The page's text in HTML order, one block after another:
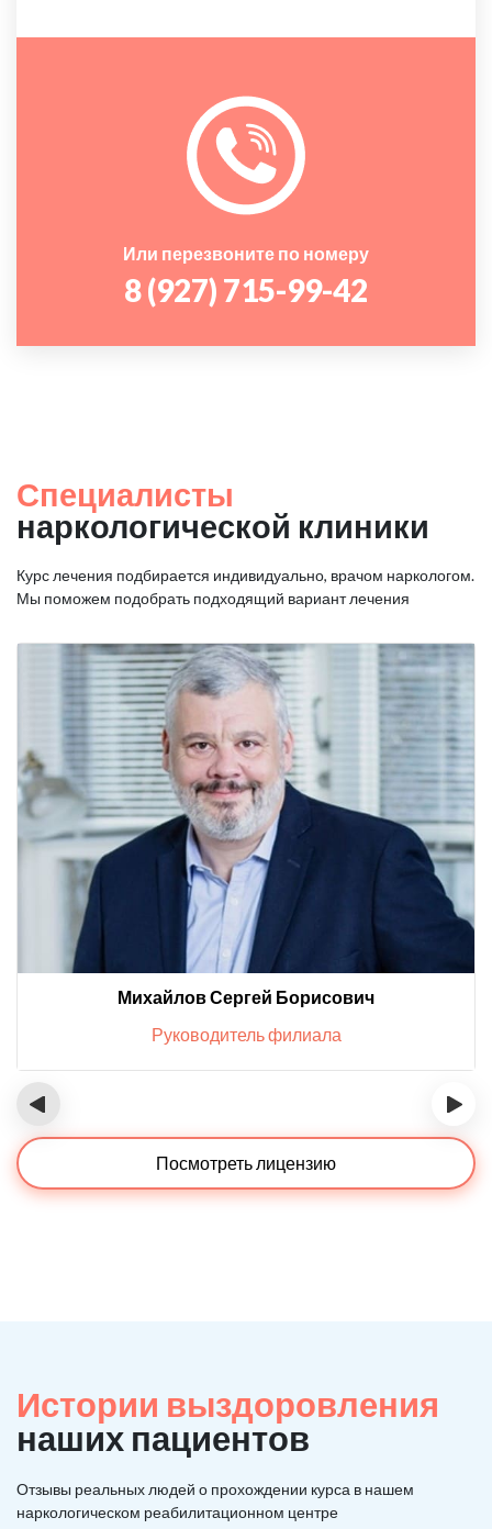
Или перезвоните по номеру
8 (927) 715-99-42
Специалисты
наркологической клиники
Курс лечения подбирается индивидуально, врачом наркологом.
Мы поможем подобрать подходящий вариант лечения
Михайлов Сергей Борисович
Руководитель филиала
‹ ›
Посмотреть лицензию
Истории выздоровления
наших пациентов
Отзывы реальных людей о прохождении курса в нашем
наркологическом реабилитационном центре